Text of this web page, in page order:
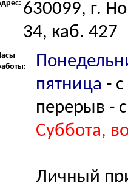
630099, г.
34, каб. 427
пятница -
перерыв -
Суббота,
Личный